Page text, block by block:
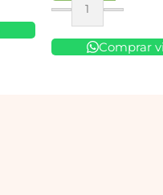
Comprar